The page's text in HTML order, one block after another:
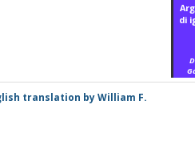
di
translation by William F.